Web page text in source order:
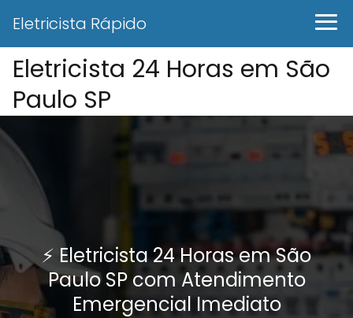
Eletricista Rápido
Eletricista 24 Horas em São
Paulo SP
⚡ Eletricista 24 Horas em São
Paulo SP com Atendimento
Emergencial Imediato